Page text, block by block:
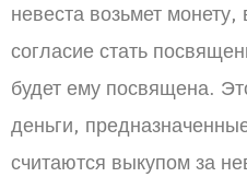
невеста возьмет
согласие стать
будет ему посвящена.
деньги,
считаются выкупом за